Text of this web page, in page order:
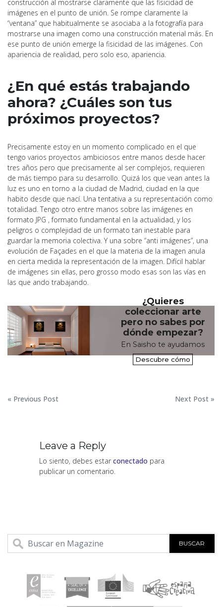
construcción al mostrarse claramente que las fisicidad de
imágenes en el punto de unión. Se rompe claramente la
“ventana” que habitualmente se asociaba a la fotografía para
mostrarse una imagen como una construcción material más. En
ese punto de unión emerge la fisicidad de las imágenes. Con
apariencia de realidad, pero solo eso, apariencia.
¿En qué estás trabajando
ahora? ¿Cuáles son tus
próximos proyectos?
Precisamente estoy en un momento complicado en el que
tengo varios proyectos ambiciosos entre manos desde hacer
tres años pero que precisamente al ser complejos, requieren
de más tiempo para su desarrollo. Quizá los que vean antes la
luz es uno en torno a la ciudad de Madrid, ciudad en la que
habito desde que nací. Una tentativa a su representación como
totalidad. Tengo otro entre manos sobre las imágenes en
formato JPG , formato fundamental en la actualidad, y los
peligros o complejidad de un formato tan inestable para
guardar la memoria colectiva. Y una sobre “anti imágenes”, una
evolución de Façades en el que la materia de la imagen anula
en cierta medida la representación de la imagen. Difícil hablar
de imágenes sin ellas, pero grosso modo esas son las vías en
las que ando trabajando.
¿Quieres
coleccionar arte
pero no sabes por
dónde empezar?
En Saisho te ayudamos
Descubre cómo
Navegación
entradas
« Previous Post Next Post »
Leave a Reply
Lo siento, debes estar conectado para
publicar un comentario.
BUSCAR